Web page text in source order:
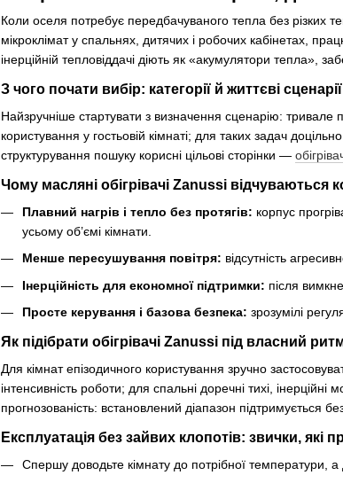
Коли оселя потребує передбачуваного тепла без різких
мікроклімат у спальнях, дитячих і робочих кабінетах,
інерційній тепловіддачі діють як «акумулятори тепла»,
З чого почати вибір: категорії й життєві сценарії
Найзручніше стартувати з визначення сценарію: тривале
користування у гостьовій кімнаті; для таких задач
структурування пошуку корисні цільові сторінки —
Чому масляні обігрівачі Zanussi відчуваються
Плавний нагрів і тепло без протягів: корпус
усьому об’ємі кімнати.
Менше пересушування повітря: відсутність
Інерційність для економної підтримки: після
Просте керування і базова безпека: зрозумілі
Як підібрати обігрівачі Zanussi під власний
Для кімнат епізодичного користування зручно
інтенсивність роботи; для спальні доречні тихі,
прогнозованість: встановлений діапазон підтримується
Експлуатація без зайвих клопотів: звички, які
Спершу доводьте кімнату до потрібної температури, а
зайвих
Енергоощадні
без постійних
Надійність і
уваги.
Основні
Обігрівачі
Масляні
плавність
прагматична
Глобальна
інновацій.
Філософія
надскладних
Кому
Якщо потрібно
підігріти